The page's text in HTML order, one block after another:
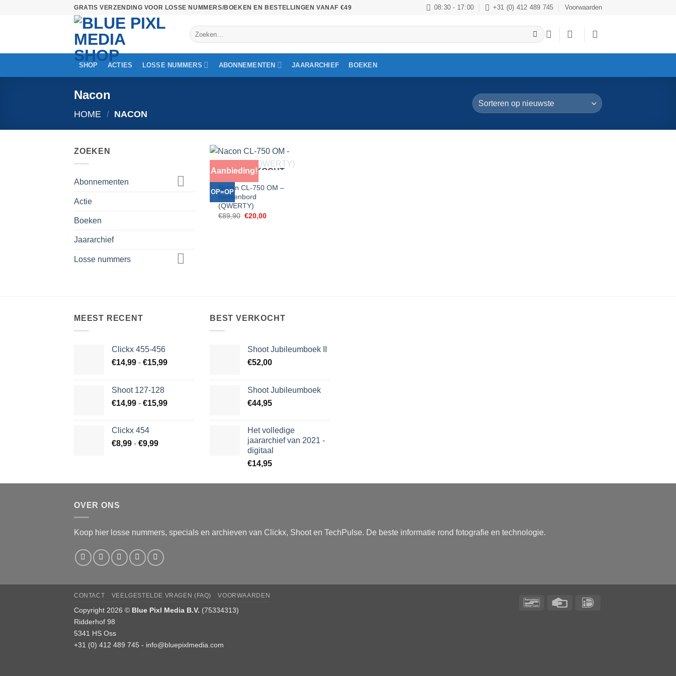
GRATIS VERZENDING VOOR LOSSE NUMMERS/BOEKEN EN BESTELLINGEN VANAF €49 08:30 - 17:00 +31 (0) 412 489 745 Voorwaarden
Zoeken
naar:
SHOP ACTIES LOSSE NUMMERS ABONNEMENTEN JAARARCHIEF BOEKEN
Nacon
HOME / NACON
ZOEKEN
Abonnementen
Actie
Boeken
Jaararchief
Losse nummers
Aanbieding!
OP=OP
verlanglijst
+
UITVERKOCHT
Nacon CL-750 OM –
toetsenbord
(QWERTY)
€89,90 Oorspronkelijke
€20,00Huidige
MEEST RECENT
Clickx 455-456
€14,99 - €15,99Prijsklasse:
Shoot 127-128
€14,99 - €15,99Prijsklasse:
Clickx 454
€8,99 - €9,99Prijsklasse:
BEST VERKOCHT
Shoot Jubileumboek II
€52,00
Shoot Jubileumboek
€44,95
Het volledige
jaararchief van 2021 -
digitaal
€14,95
OVER ONS
Koop hier losse nummers, specials en archieven van Clickx, Shoot en TechPulse. De beste informatie rond fotografie en technologie.
BancontactCredit
CONTACT VEELGESTELDE VRAGEN (FAQ) VOORWAARDEN
Copyright 2026 © Blue Pixl Media B.V. (75334313)
Ridderhof 98
5341 HS Oss
+31 (0) 412 489 745 - info@bluepixlmedia.com